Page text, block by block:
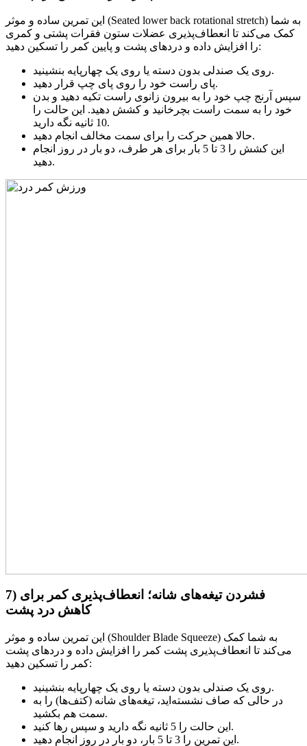
این تمرین ساده و موثر (Seated lower back rotational stretch) به شما
کمک می‌کند تا انعطاف‌پذیری عضلات ستون فقرات پشتی و کمری
را افزایش داده و دردهای پشت و پایین کمر را تسکین دهید:
روی یک صندلی بدون دسته یا روی یک چهارپایه بنشینید.
پای راست خود را روی پای چپ قرار دهید.
سپس آرنج چپ خود را به بیرون زانوی راست تکیه دهید و بدن
خود را به سمت راست بچرخانید و کشش دهید. این حالت را
10 ثانیه نگه دارید.
حالا همین حرکت را برای سمت مخالف انجام دهید.
این کشش را 3 تا 5 بار برای هر طرف، دو بار در روز انجام
دهید.
7) فشردن تیغه‌های شانه؛ انعطاف‌پذیری کمر برای
کاهش درد پشت
این تمرین ساده و موثر (Shoulder Blade Squeeze) به شما کمک
می‌کند تا انعطاف‌پذیری پشت کمر را افزایش داده و دردهای پشت
کمر را تسکین دهید:
روی یک صندلی بدون دسته یا روی یک چهارپایه بنشینید.
در حالی که صاف نشسته‌اید، تیغه‌های شانه (کتف‌ها) را به
سمت هم بکشید.
این حالت را 5 ثانیه نگه دارید و سپس رها کنید.
این تمرین را 3 تا 5 بار، دو بار در روز انجام دهید.